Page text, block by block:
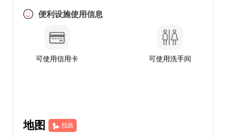
便利设施使用信息
可使用信用卡 可使用洗手间
地图 找路